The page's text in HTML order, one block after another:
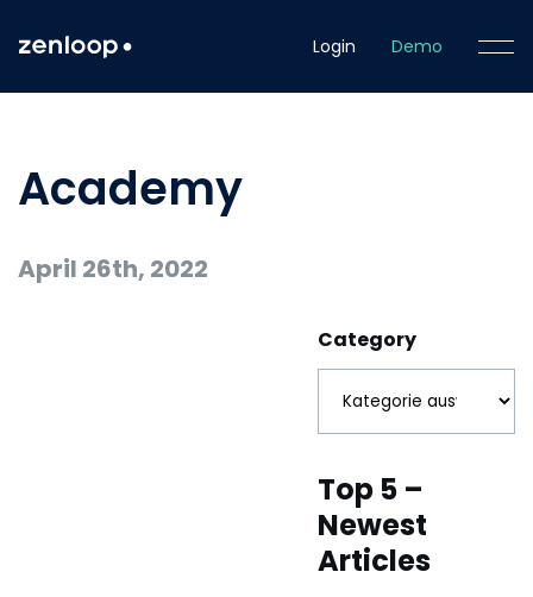
Login Demo
Academy
April 26th, 2022
Category
Top 5 –
Newest
Articles